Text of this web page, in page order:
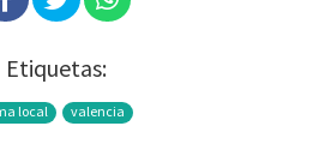
Etiquetas:
local valencia